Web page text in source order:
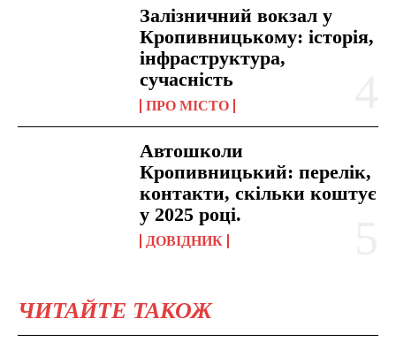
Залізничний вокзал у
Кропивницькому: історія,
інфраструктура,
сучасність
ПРО МІСТО
Автошколи
Кропивницький: перелік,
контакти, скільки коштує
у 2025 році.
ДОВІДНИК
ЧИТАЙТЕ ТАКОЖ